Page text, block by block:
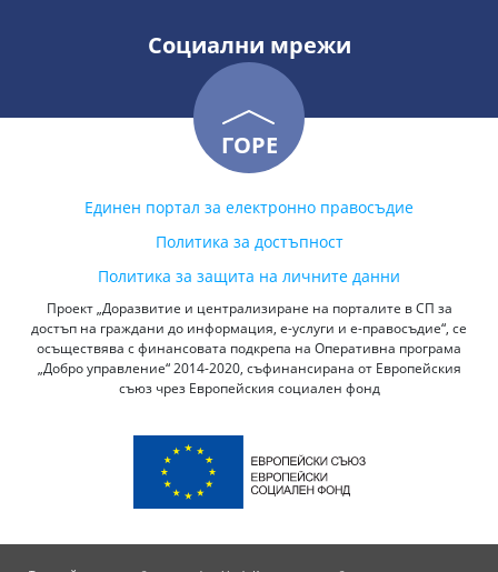
Социални мрежи
ГОРЕ
Единен портал за електронно правосъдие
Политика за достъпност
Политика за защита на личните данни
Проект „Доразвитие и централизиране на порталите в СП за
достъп на граждани до информация, е-услуги и е-правосъдие“, се
осъществява с финансовата подкрепа на Оперативна програма
„Добро управление“ 2014-2020, съфинансирана от Европейския
съюз чрез Европейския социален фонд